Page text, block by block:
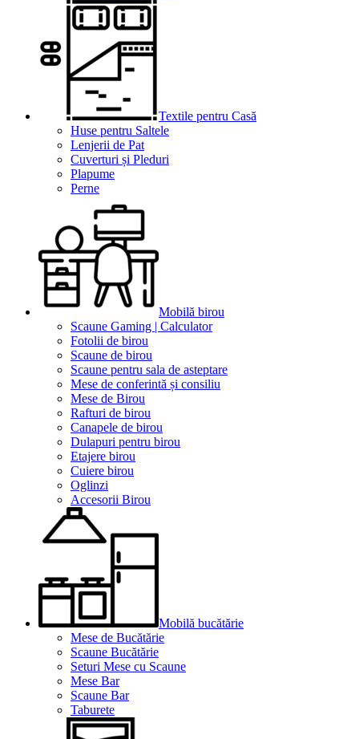
Textile pentru Casă
Huse pentru Saltele
Lenjerii de Pat
Cuverturi și Pleduri
Plapume
Perne
Mobilă birou
Scaune Gaming | Calculator
Fotolii de birou
Scaune de birou
Scaune pentru sala de asteptare
Mese de conferintă și consiliu
Mese de Birou
Rafturi de birou
Canapele de birou
Dulapuri pentru birou
Etajere birou
Cuiere birou
Oglinzi
Accesorii Birou
Mobilă bucătărie
Mese de Bucătărie
Scaune Bucătărie
Seturi Mese cu Scaune
Mese Bar
Scaune Bar
Taburete